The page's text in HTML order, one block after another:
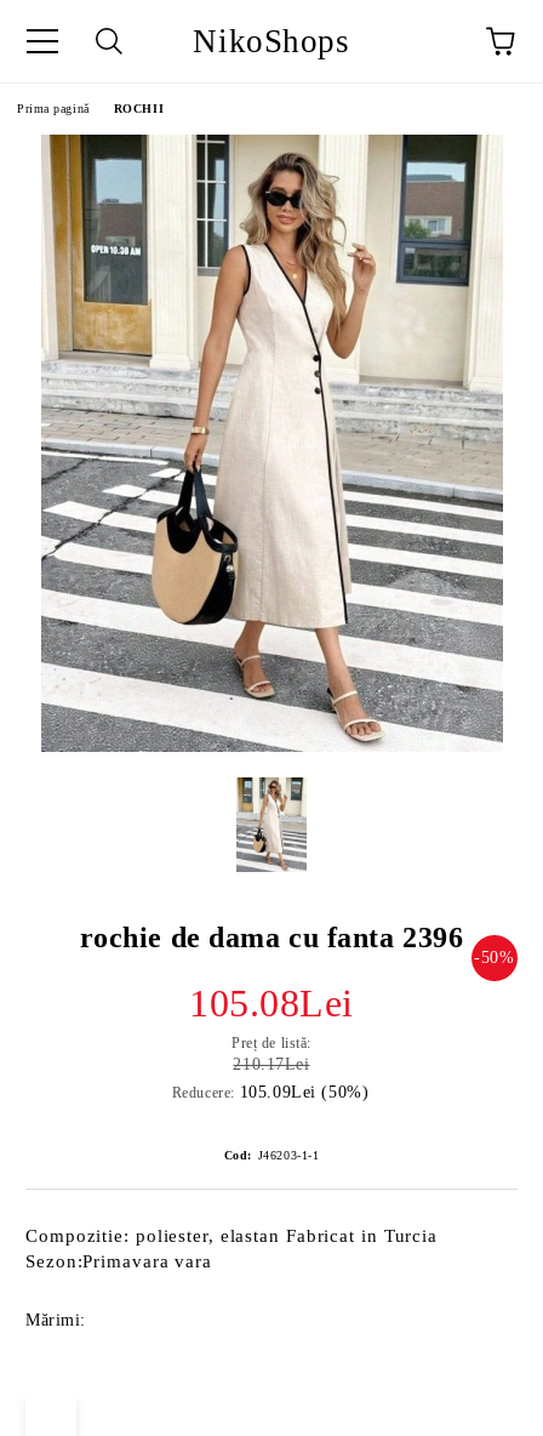
NikoShops
Prima pagină ROCHII
rochie de dama cu fanta 2396
-50%
105.08Lei
Preț de listă:
210.17Lei
Reducere: 105.09Lei (50%)
Cod: J46203-1-1
Compozitie: poliester, elastan Fabricat in Turcia
Sezon:Primavara vara
Mărimi: